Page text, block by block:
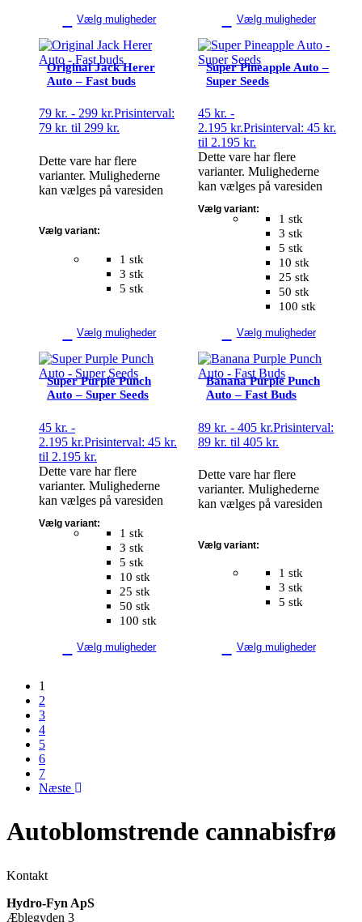
Vælg muligheder Vælg muligheder
Original Jack Herer
Auto – Fast buds
79 kr. - 299 kr.Prisinterval:
79 kr. til 299 kr.
1 stk
3 stk
5 stk
Vælg variant:
Vælg muligheder
Dette vare har flere
varianter. Mulighederne
kan vælges på varesiden
Super Pineapple Auto –
Super Seeds
45kr. -
2.195kr.Prisinterval: 45 kr.
til 2.195 kr.
1 stk
3 stk
5 stk
10 stk
25 stk
50 stk
100 stk
Vælg variant:
Vælg muligheder
Dette vare har flere
varianter. Mulighederne
kan vælges på varesiden
Super Purple Punch
Auto – Super Seeds
45 kr. -
2.195 kr.Prisinterval: 45 kr.
til 2.195 kr.
1 stk
3 stk
5 stk
10 stk
25 stk
50 stk
100 stk
Vælg variant:
Vælg muligheder
Dette vare har flere
varianter. Mulighederne
kan vælges på varesiden
Banana Purple Punch
Auto – Fast Buds
89kr. - 405kr.Prisinterval:
89 kr. til 405 kr.
1 stk
3 stk
5 stk
Vælg variant:
Vælg muligheder
Dette vare har flere
varianter. Mulighederne
kan vælges på varesiden
1
2
3
4
5
6
7
Næste
Autoblomstrende cannabisfrø
Kontakt
Hydro-Fyn ApS
Æblegyden 3